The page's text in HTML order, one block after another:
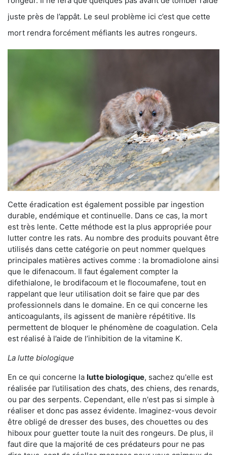
juste près de l’appât. Le seul problème ici c’est que cette
mort rendra forcément méfiants les autres rongeurs.
Cette éradication est également possible par ingestion
durable, endémique et continuelle. Dans ce cas, la mort
est très lente. Cette méthode est la plus appropriée pour
lutter contre les rats. Au nombre des produits pouvant être
utilisés dans cette catégorie on peut nommer quelques
principales matières actives comme : la bromadiolone ainsi
que le difenacoum. Il faut également compter la
difethialone, le brodifacoum et le flocoumafene, tout en
rappelant que leur utilisation doit se faire que par des
professionnels dans le domaine. En ce qui concerne les
anticoagulants, ils agissent de manière répétitive. Ils
permettent de bloquer le phénomène de coagulation. Cela
est réalisé à l’aide de l’inhibition de la vitamine K.
La lutte biologique
En ce qui concerne la lutte biologique, sachez qu'elle est
réalisée par l’utilisation des chats, des chiens, des renards,
ou par des serpents. Cependant, elle n'est pas si simple à
réaliser et donc pas assez évidente. Imaginez-vous devoir
être obligé de dresser des buses, des chouettes ou des
hiboux pour guetter toute la nuit des rongeurs. De plus, il
faut dire que la majorité de ces prédateurs pour ne pas